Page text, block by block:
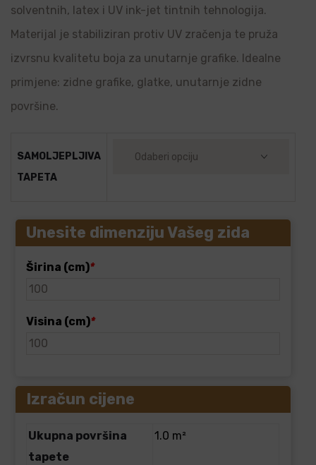
solventnih, latex i UV ink-jet tintnih tehnologija.
Materijal je stabiliziran protiv UV zračenja te pruža
izvrsnu kvalitetu boja za unutarnje grafike. Idealne
primjene: zidne grafike, glatke, unutarnje zidne
površine.
SAMOLJEPLJIVA
TAPETA
Unesite dimenziju Vašeg zida
Širina (cm)*
Visina (cm)*
Izračun cijene
Ukupna površina
tapete
1.0 m²